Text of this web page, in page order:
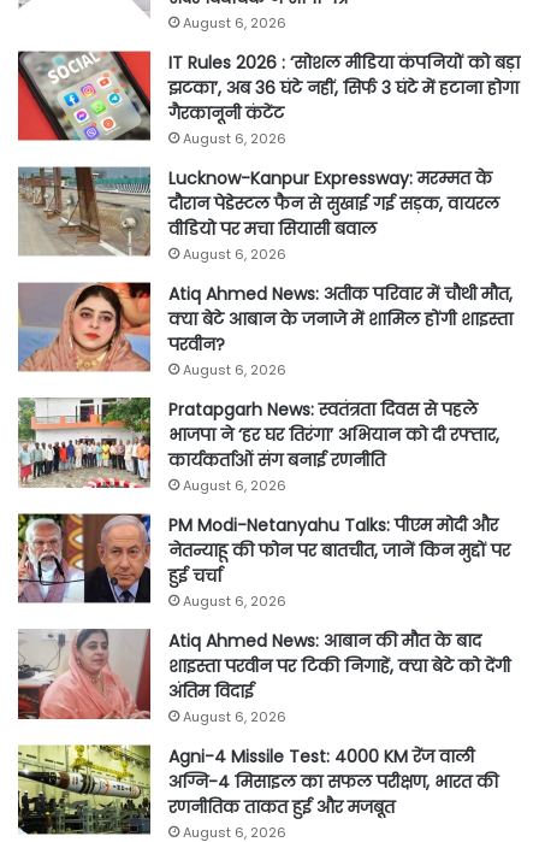
August 6, 2026
IT Rules 2026 : ‘सोशल मीडिया कंपनियों को बड़ा
झटका’, अब 36 घंटे नहीं, सिर्फ 3 घंटे में हटाना होगा
गैरकानूनी कंटेंट
August 6, 2026
Lucknow-Kanpur Expressway: मरम्मत के
दौरान पेडेस्टल फैन से सुखाई गई सड़क, वायरल
वीडियो पर मचा सियासी बवाल
August 6, 2026
Atiq Ahmed News: अतीक परिवार में चौथी मौत,
क्या बेटे आबान के जनाजे में शामिल होंगी शाइस्ता
परवीन?
August 6, 2026
Pratapgarh News: स्वतंत्रता दिवस से पहले
भाजपा ने ‘हर घर तिरंगा’ अभियान को दी रफ्तार,
कार्यकर्ताओं संग बनाई रणनीति
August 6, 2026
PM Modi-Netanyahu Talks: पीएम मोदी और
नेतन्याहू की फोन पर बातचीत, जानें किन मुद्दों पर
हुई चर्चा
August 6, 2026
Atiq Ahmed News: आबान की मौत के बाद
शाइस्ता परवीन पर टिकी निगाहें, क्या बेटे को देंगी
अंतिम विदाई
August 6, 2026
Agni-4 Missile Test: 4000 KM रेंज वाली
अग्नि-4 मिसाइल का सफल परीक्षण, भारत की
रणनीतिक ताकत हुई और मजबूत
August 6, 2026